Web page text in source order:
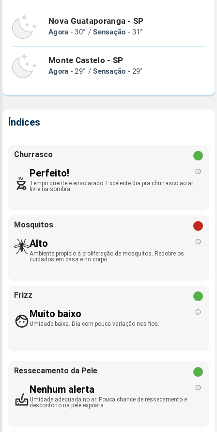
Nova Guataporanga - SP
Agora - 30° /Sensação - 31°
Monte Castelo - SP
Agora - 29° /Sensação - 29°
Índices
Churrasco
Perfeito!
Tempo quente e ensolarado. Excelente dia pra churrasco ao ar
livre na sombra.
Mosquitos
Alto
Ambiente propício à proliferação de mosquitos. Redobre os
cuidados em casa e no corpo.
Frizz
Muito baixo
Umidade baixa. Dia com pouca variação nos fios.
Ressecamento da Pele
Nenhum alerta
Umidade adequada no ar. Pouca chance de ressecamento e
desconforto na pele exposta.